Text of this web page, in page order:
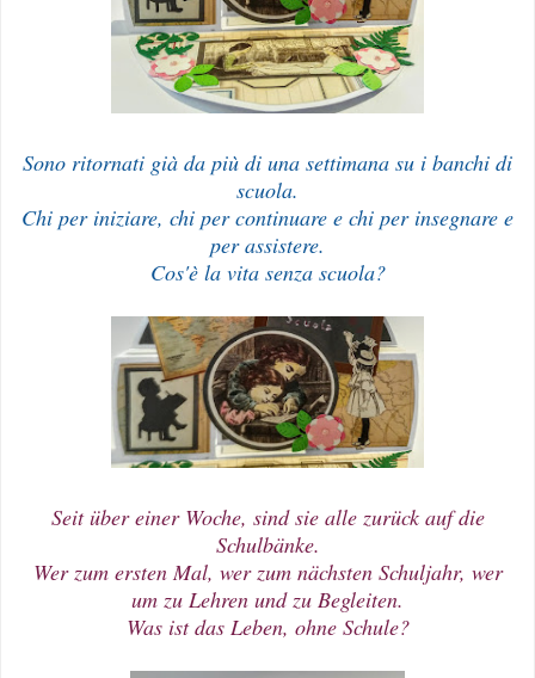
Sono ritornati già da più di una settimana su i banchi di
scuola.
Chi per iniziare, chi per continuare e chi per insegnare e
per assistere.
Cos'è la vita senza scuola?
Seit über einer Woche, sind sie alle zurück auf die
Schulbänke.
Wer zum ersten Mal, wer zum nächsten Schuljahr, wer
um zu Lehren und zu Begleiten.
Was ist das Leben, ohne Schule?